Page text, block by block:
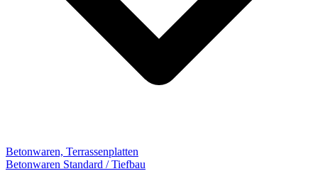
Betonwaren, Terrassenplatten
Betonwaren Standard / Tiefbau